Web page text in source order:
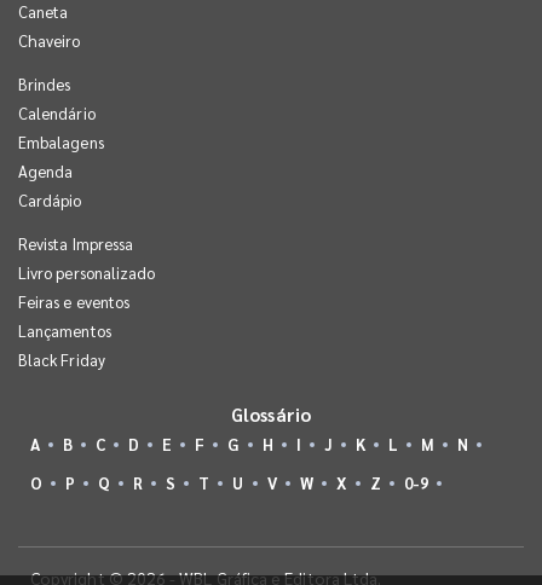
Caneta
Chaveiro
Brindes
Calendário
Embalagens
Agenda
Cardápio
Revista Impressa
Livro personalizado
Feiras e eventos
Lançamentos
Black Friday
Glossário
A B C D E F G H I J K L M
N
O
P Q R S T U V W X Z 0-9
Copyright © 2026 - WBL Gráfica e Editora Ltda.